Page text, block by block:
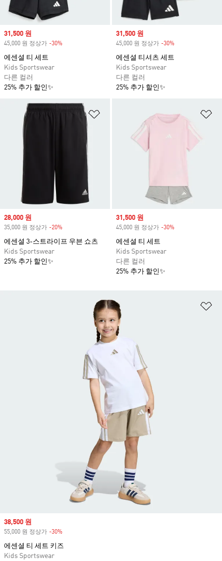
Sale price
31,500 원
45,000 원 정상가 -30%
에센셜 티 세트
Kids Sportswear
다른 컬러
25% 추가 할인✨
Sale price
31,500 원
45,000 원 정상가 -30%
에센셜 티셔츠 세트
Kids Sportswear
다른 컬러
25% 추가 할인✨
위시리스트 담기
Sale price
28,000 원
35,000 원 정상가 -20%
에센셜 3-스트라이프 우븐 쇼츠
Kids Sportswear
25% 추가 할인✨
Sale price
31,500 원
45,000 원 정상가 -30%
에센셜 티 세트
Kids Sportswear
다른 컬러
25% 추가 할인✨
Sale price
38,500 원
55,000 원 정상가 -30%
에센셜 티 세트 키즈
Kids Sportswear